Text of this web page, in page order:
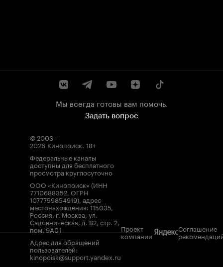
Мы всегда готовы вам помочь.
Задать вопрос
© 2003–
2026 Кинопоиск. 18+
Федеральные каналы
доступны для бесплатного
просмотра круглосуточно
ООО «Кинопоиск» (ИНН
7710688352, ОГРН
1077759854919), адрес
местонахождения: 115035,
Россия, г. Москва, ул.
Садовническая, д. 82, стр. 2,
пом. 9А01
Адрес для обращений
пользователей:
kinopoisk@support.yandex.ru
Проект
компании
Соглашение